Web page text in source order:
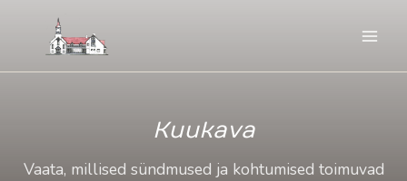
content
Kuukava
Vaata, millised sündmused ja kohtumised toimuvad